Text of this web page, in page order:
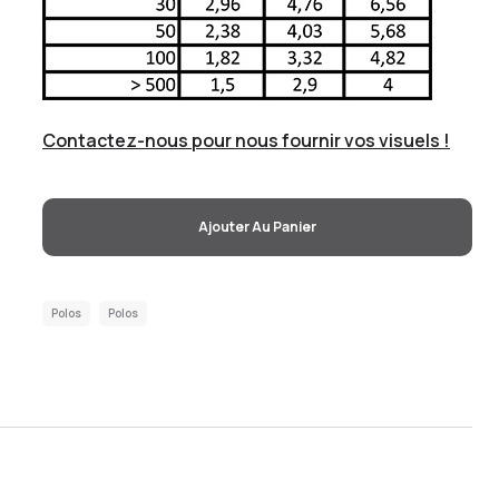
Contactez-nous pour nous fournir vos visuels !
Ajouter Au Panier
Polos Polos